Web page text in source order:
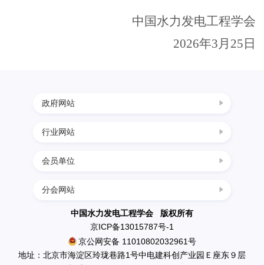
中国水力发电工程学会
2026年3月25日
政府网站
生态环境部
住房和城乡建设部
水利部
行业网站
中国水利水电网
会员单位
中国葛洲坝集团三峡建设工程有限公司
南水北调工程设计管理中心
中国水利水电出版社
英大传媒投资集团有限公司
分会网站
中国水力发电工程学会 版权所有
京ICP备13015787号-1
京公网安备 11010802032961号
地址：北京市海淀区玲珑巷路1号中电建科创产业园Ｅ座东９层